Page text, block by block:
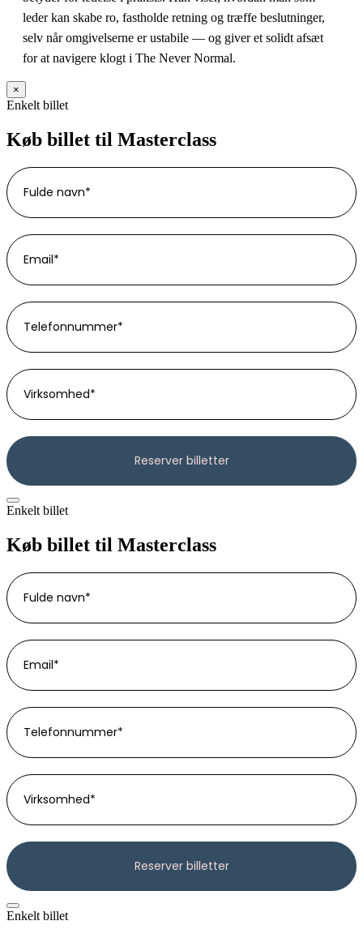
leder kan skabe ro, fastholde retning og træffe beslutninger,
selv når omgivelserne er ustabile — og giver et solidt afsæt
for at navigere klogt i The Never Normal.
×
Enkelt billet
Køb billet til Masterclass
Enkelt billet
Køb billet til Masterclass
Enkelt billet